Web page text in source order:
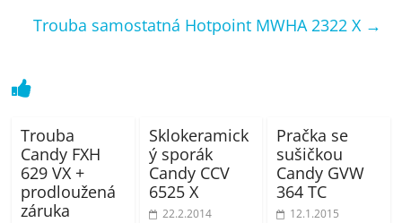
Trouba samostatná Hotpoint MWHA 2322 X →
Trouba
Candy FXH
629 VX +
prodloužená
záruka
Sklokeramick
ý sporák
Candy CCV
6525 X
22.2.2014
Pračka se
sušičkou
Candy GVW
364 TC
12.1.2015